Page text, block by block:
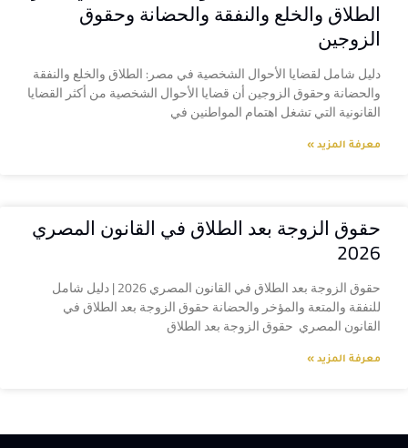
الطلاق والخلع والنفقة والحضانة وحقوق
الزوجين
دليل شامل لقضايا الأحوال الشخصية في مصر: الطلاق والخلع والنفقة
والحضانة وحقوق الزوجين أن قضايا الأحوال الشخصية من أكثر القضايا
القانونية التي تشغل اهتمام المواطنين في
معرفة المزيد »
حقوق الزوجة بعد الطلاق في القانون المصري
2026
حقوق الزوجة بعد الطلاق في القانون المصري 2026 | دليل شامل
للنفقة والمتعة والمؤخر والحضانة حقوق الزوجة بعد الطلاق في
القانون المصري حقوق الزوجة بعد الطلاق
معرفة المزيد »